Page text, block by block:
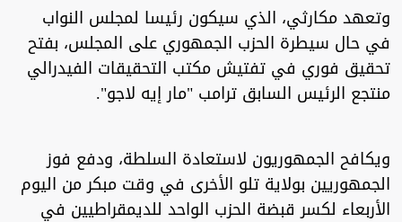
وتعهد مكارثي، الذي سيكون رئيسا لمجلس النواب
في حال سيطرة الحزب الجمهوري على المجلس، بفتح
تحقيق فوري في تفتيش مكتب التحقيقات الفيدرالي
منتجع الرئيس السابق ترامب "مار إيه لاجو".
ويكافح الجمهوريون لاستعادة السلطة، ودفع فوز
الجمهوريين بولاية تلو الأخرى في وقت مبكر من اليوم
الأربعاء لكسر قبضة الحزب الواحد للديمقراطيين في